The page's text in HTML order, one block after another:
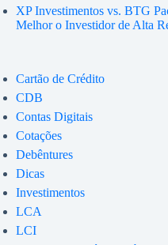
XP Investimentos vs. BTG
Melhor o Investidor de Alta
Cartão de Crédito
CDB
Contas Digitais
Cotações
Debêntures
Dicas
Investimentos
LCA
LCI